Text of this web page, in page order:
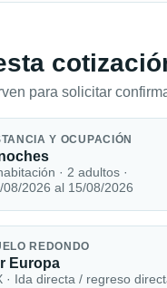
para solicitar
Y OCUPACIÓN
· 2 adultos ·
08/2026 al 15/08/2026
REDONDO
Europa
· Ida directa / regreso